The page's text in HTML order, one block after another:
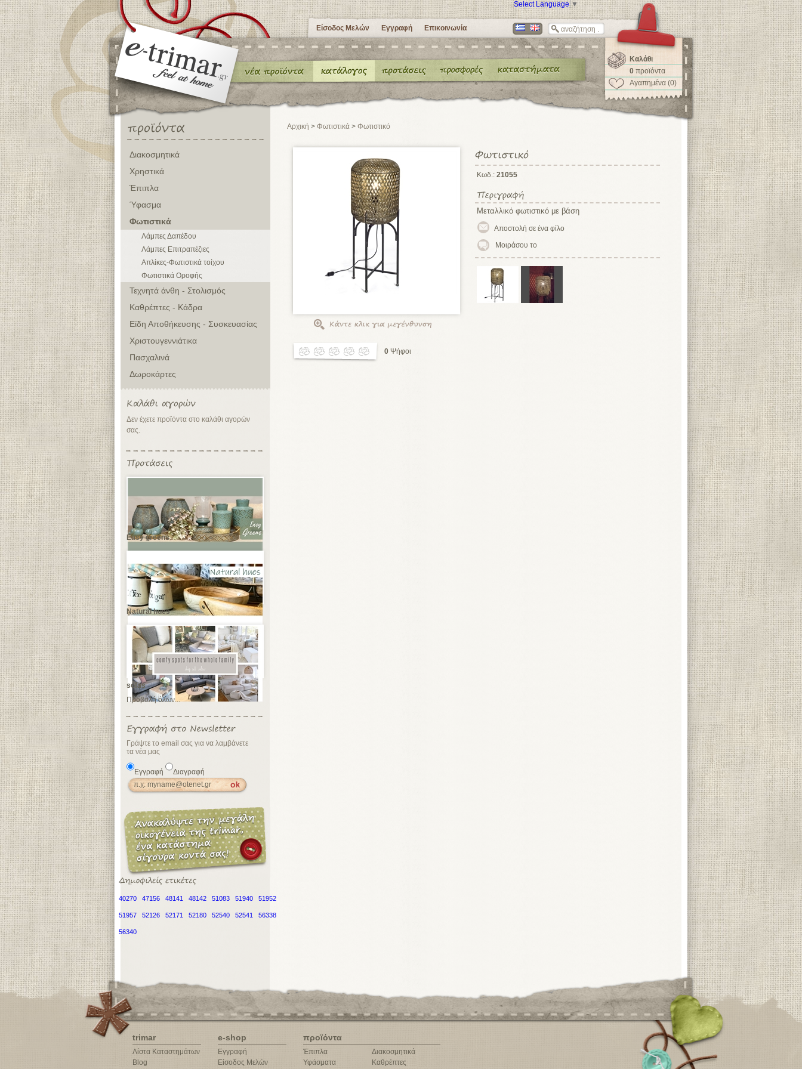
Select Language ▼
Είσοδος Μελών Εγγραφή Επικοινωνία
Καλάθι
0 προϊόντα
Αγαπημένα (0)
Διακοσμητικά
Χρηστικά
Έπιπλα
Ύφασμα
Φωτιστικά
Λάμπες Δαπέδου
Λάμπες Επιτραπέζιες
Απλίκες-Φωτιστικά τοίχου
Φωτιστικά Οροφής
Τεχνητά άνθη - Στολισμός
Καθρέπτες - Κάδρα
Είδη Αποθήκευσης - Συσκευασίας
Χριστουγεννιάτικα
Πασχαλινά
Δωροκάρτες
Δεν έχετε προϊόντα στο καλάθι αγορών
σας.
Easy greens
Natural hues
sofas
Προβολή όλων...
Γράψτε το email σας για να λαμβάνετε
τα νέα μας
Εγγραφή Διαγραφή
40270 47156 48141 48142 51083 51940 51952
51957 52126 52171 52180 52540 52541 56338
56340
Αρχική > Φωτιστικά > Φωτιστικό
0 Ψήφοι
Κωδ.: 21055
Μεταλλικό φωτιστικό με βάση
Μοιράσου το
trimar
Λίστα Καταστημάτων
Blog
e-shop
Εγγραφή
Είσοδος Μελών
προϊόντα
Έπιπλα
Υφάσματα
Διακοσμητικά
Καθρέπτες